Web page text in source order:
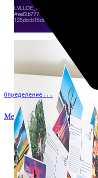
Определение...
Меню